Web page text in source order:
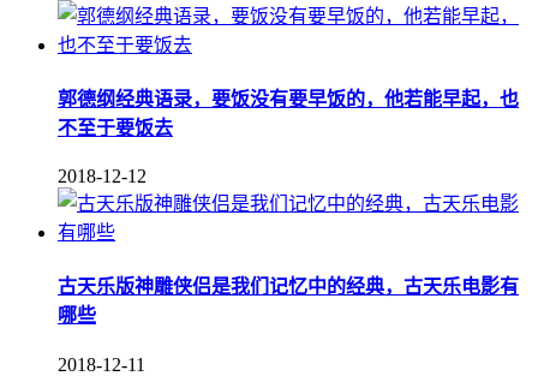
郭德纲经典语录，要饭没有要早饭的，他若能早起，也
不至于要饭去
2018-12-12
古天乐版神雕侠侣是我们记忆中的经典，古天乐电影有
哪些
2018-12-11